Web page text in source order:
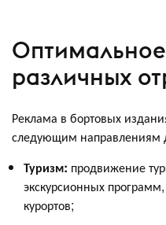
различных
Реклама в бортовых
следующим направлениям
Туризм: продвижение
экскурсионных
курортов;